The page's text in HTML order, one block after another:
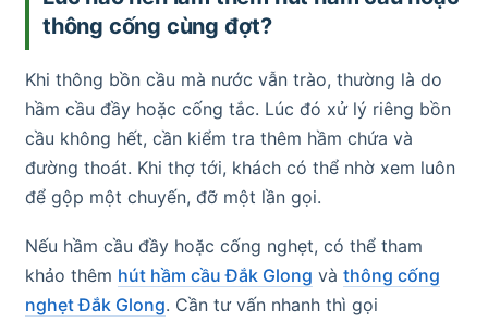
thông cống cùng đợt?
Khi thông bồn cầu mà nước vẫn trào, thường là do
hầm cầu đầy hoặc cống tắc. Lúc đó xử lý riêng bồn
cầu không hết, cần kiểm tra thêm hầm chứa và
đường thoát. Khi thợ tới, khách có thể nhờ xem luôn
để gộp một chuyến, đỡ một lần gọi.
Nếu hầm cầu đầy hoặc cống nghẹt, có thể tham
khảo thêm hút hầm cầu Đắk Glong và thông cống
nghẹt Đắk Glong. Cần tư vấn nhanh thì gọi